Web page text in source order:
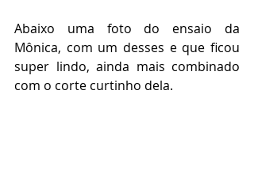
Abaixo uma foto do ensaio da
Mônica, com um desses e que ficou
super lindo, ainda mais combinado
com o corte curtinho dela.